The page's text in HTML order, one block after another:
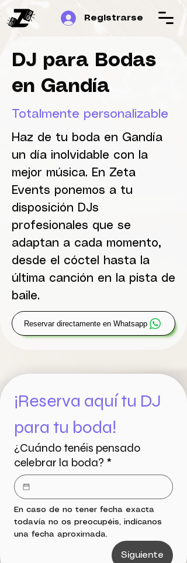
Registrarse
DJ para Bodas
en Gandía
Totalmente personalizable
Haz de tu boda en Gandía
un día inolvidable con la
mejor música. En Zeta
Events ponemos a tu
disposición DJs
profesionales que se
adaptan a cada momento,
desde el cóctel hasta la
última canción en la pista de
baile.
Reservar directamente en Whatsapp
¡Reserva aquí tu DJ
para tu boda!
¿Cuándo tenéis pensado
celebrar la boda? *
En caso de no tener fecha exacta
todavía no os preocupéis, indícanos
una fecha aproximada.
Siguiente